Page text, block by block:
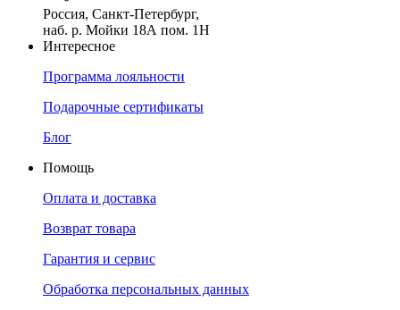
Россия, Санкт-Петербург,
наб. р. Мойки 18А пом. 1Н
Интересное
Программа лояльности
Подарочные сертификаты
Блог
Помощь
Оплата и доставка
Возврат товара
Гарантия и сервис
Обработка персональных данных